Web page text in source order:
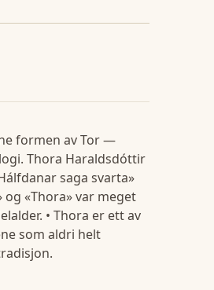
formen av Tor —
Thora Haraldsdóttir
saga svarta»
og «Thora» var meget
• Thora er ett av
som aldri helt